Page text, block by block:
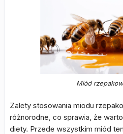
Miód
Zalety stosowania miodu
różnorodne, co sprawia, że
diety. Przede wszystkim miód